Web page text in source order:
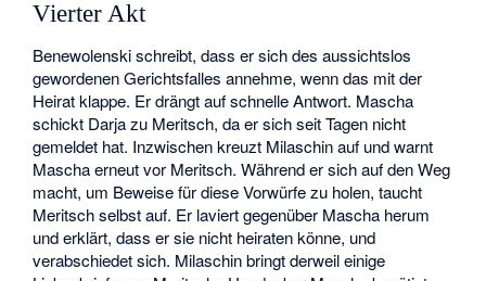
Vierter Akt
Benewolenski schreibt, dass er sich des aussichtslos
gewordenen Gerichtsfalles annehme, wenn das mit der
Heirat klappe. Er drängt auf schnelle Antwort. Mascha
schickt Darja zu Meritsch, da er sich seit Tagen nicht
gemeldet hat. Inzwischen kreuzt Milaschin auf und warnt
Mascha erneut vor Meritsch. Während er sich auf den Weg
macht, um Beweise für diese Vorwürfe zu holen, taucht
Meritsch selbst auf. Er laviert gegenüber Mascha herum
und erklärt, dass er sie nicht heiraten könne, und
verabschiedet sich. Milaschin bringt derweil einige